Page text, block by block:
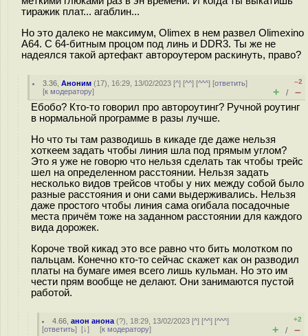
тиражик плат... агаблин...
Но это далеко не максимум, Olimex в нем развел Olimexino
A64. С 64-битным процом под линь и DDR3. Ты же не
надеялся такой артефакт автороутером раскинуть, право?
3.36 ,Аноним (17), 16:29, 13/02/2023 [^] [^^] [^^^] [ответить]
[к модератору]
–2
+ / –
Ебобо? Кто-то говорил про автороутинг? Ручной роутинг
в нормальной программе в разы лучше.
Но что ты там разводишь в кикаде где даже нельзя
хоткеем задать чтобы линия шла под прямым углом?
Это я уже не говорю что нельзя сделать так чтобы трейс
шел на определенном расстоянии. Нельзя задать
несколько видов трейсов чтобы у них между собой было
разные расстояния и они сами выдерживались. Нельзя
даже простого чтобы линия сама огибала посадочные
места причём тоже на заданном расстоянии для каждого
вида дорожек.
Короче твой кикад это все равно что бить молотком по
пальцам. Конечно кто-то сейчас скажет как он разводил
платы на бумаге имея всего лишь кульман. Но это им
чести прям вообще не делают. Они занимаются пустой
работой.
4.66 ,анон анона (?), 18:29, 13/02/2023 [^] [^^] [^^^]
[ответить] [↓] [к модератору]
+2
+ / –